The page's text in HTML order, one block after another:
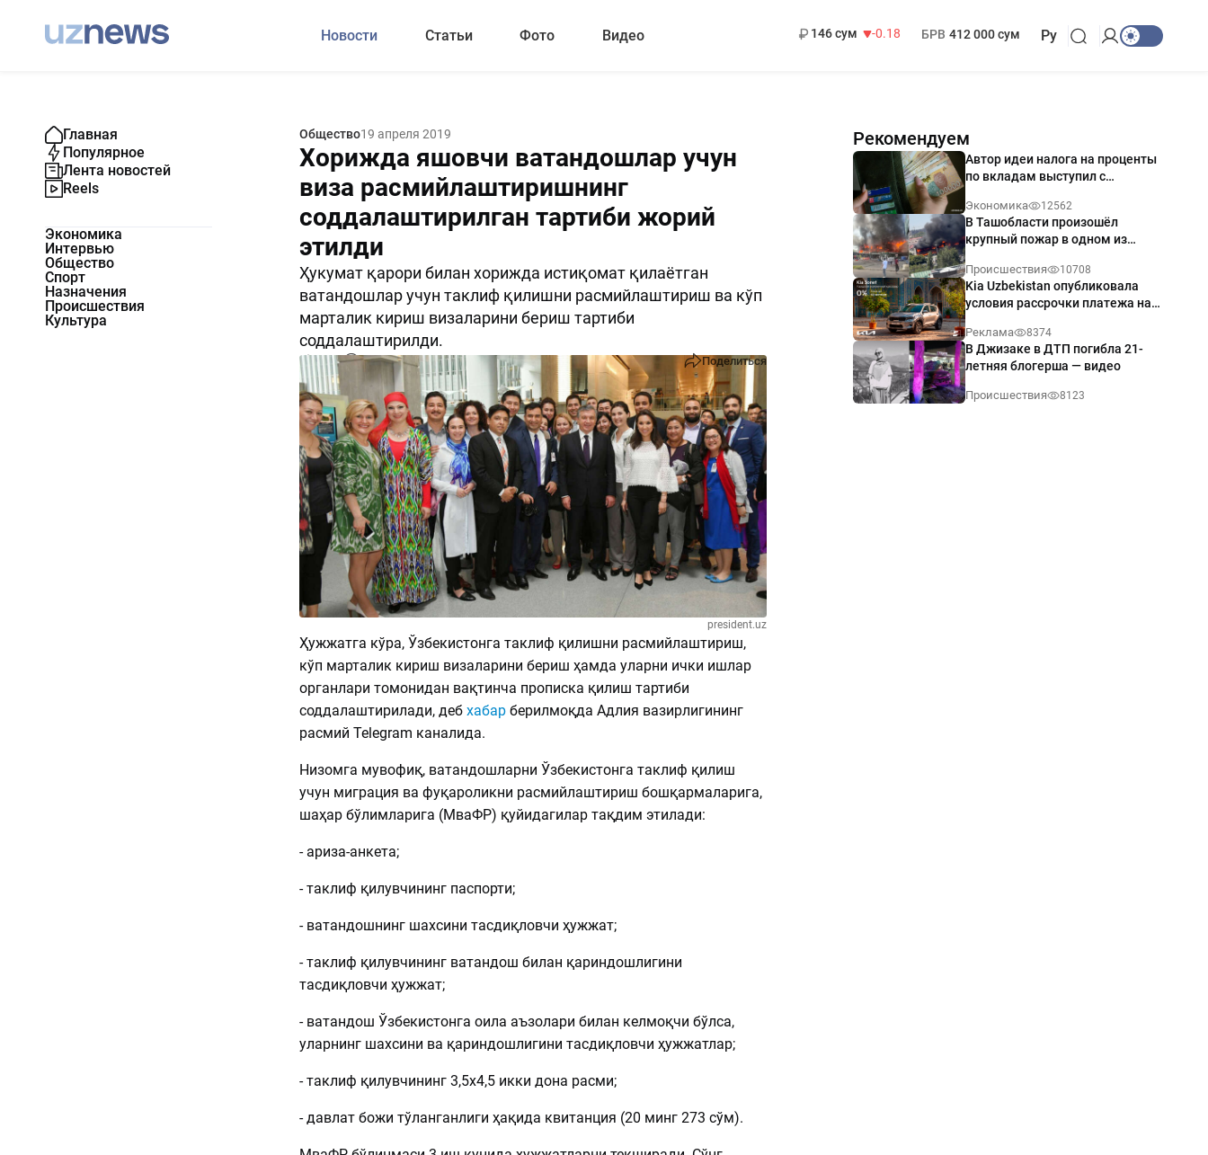
Новости Статьи Фото Видео
146 сум
-0.18
БРВ 412 000 сум Ру
Главная
Популярное
Лента новостей
Reels
Экономика
Интервью
Общество
Спорт
Назначения
Происшествия
Культура
Общество19 апреля 2019
Хорижда яшовчи ватандошлар учун
виза расмийлаштиришнинг
соддалаштирилган тартиби жорий
этилди
Ҳукумат қарори билан хорижда истиқомат қилаётган
ватандошлар учун таклиф қилишни расмийлаштириш ва кўп
марталик кириш визаларини бериш тартиби
соддалаштирилди.
3599 0 Поделиться
president.uz
Ҳужжатга кўра, Ўзбекистонга таклиф қилишни расмийлаштириш,
кўп марталик кириш визаларини бериш ҳамда уларни ички ишлар
органлари томонидан вақтинча прописка қилиш тартиби
соддалаштирилади, деб хабарберилмоқда Адлия вазирлигининг
расмий Telegram каналида.
Низомга мувофиқ, ватандошларни Ўзбекистонга таклиф қилиш
учун миграция ва фуқароликни расмийлаштириш бошқармаларига,
шаҳар бўлимларига (МваФР) қуйидагилар тақдим этилади:
- ариза-анкета;
- таклиф қилувчининг паспорти;
- ватандошнинг шахсини тасдиқловчи ҳужжат;
- таклиф қилувчининг ватандош билан қариндошлигини
тасдиқловчи ҳужжат;
- ватандош Ўзбекистонга оила аъзолари билан келмоқчи бўлса,
уларнинг шахсини ва қариндошлигини тасдиқловчи ҳужжатлар;
- таклиф қилувчининг 3,5х4,5 икки дона расми;
- давлат божи тўланганлиги ҳақида квитанция (20 минг 273 сўм).
Рекомендуем
Автор идеи налога на проценты
по вкладам выступил с
Экономика 12562
В Ташобласти произошёл
крупный пожар в одном из
Происшествия 10708
Kia Uzbekistan опубликовала
условия рассрочки платежа на
годовых
Реклама 8374
В Джизаке в ДТП погибла 21-
летняя блогерша — видео
Происшествия 8123